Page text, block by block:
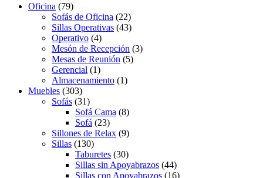
Oficina (79)
Sofás de Oficina (22)
Sillas Operativas (43)
Operativo (4)
Mesón de Recepción (3)
Mesas de Reunión (5)
Gerencial (1)
Almacenamiento (1)
Muebles (303)
Sofás (31)
Sofá Cama (8)
Sofá (23)
Sillones de Relax (9)
Sillas (130)
Taburetes (30)
Sillas sin Apoyabrazos (44)
Sillas con Apoyabrazos (16)